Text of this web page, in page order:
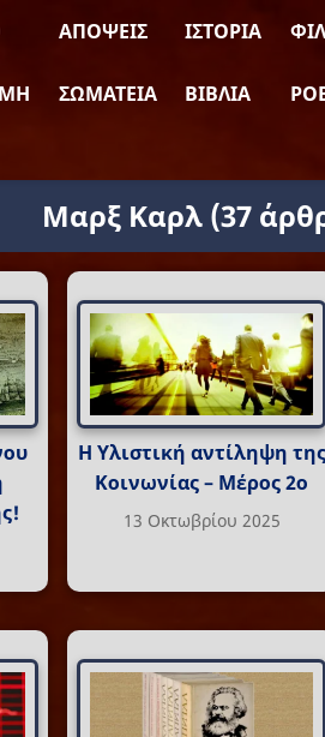
ΑΠΌΨΕΙΣ ΙΣΤΟΡΊΑ
ΣΩΜΑΤΕΊΑ ΒΙΒΛΊΑ
Μαρξ Καρλ (37
Η Υλιστική αντίληψη της
Κοινωνίας – Μέρος 2ο
13 Οκτωβρίου 2025